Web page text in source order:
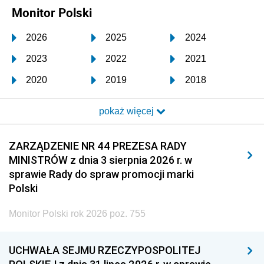
Monitor Polski
2026 2025 2024
2023 2022 2021
2020 2019 2018
2017 2016 2015
2014 2013 2012
2011 2010 2009
2008 2007 2006
2005
1996 1995 1994
pokaż więcej
ZARZĄDZENIE NR 44 PREZESA RADY
MINISTRÓW z dnia 3 sierpnia 2026 r. w
sprawie Rady do spraw promocji marki
Polski
Monitor Polski rok 2026 poz. 755
UCHWAŁA SEJMU RZECZYPOSPOLITEJ